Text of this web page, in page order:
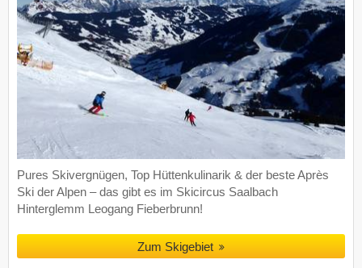
Pures Skivergnügen, Top Hüttenkulinarik & der beste Après
Ski der Alpen – das gibt es im Skicircus Saalbach
Hinterglemm Leogang Fieberbrunn!
Zum Skigebiet